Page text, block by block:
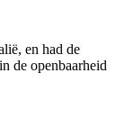
en had de
de openbaarheid